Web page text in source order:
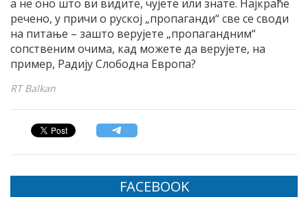
а не оно што ви видите, чујете или знате. Најкраће
речено, у причи о руској „пропаганди“ све се своди
на питање – зашто верујете „пропагандним“
сопственим очима, кад можете да верујете, на
пример, Радију Слободна Европа?
RT Balkan
FACEBOOK